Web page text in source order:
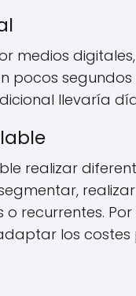
medios
pocos
llevaría
realizar
o recurrentes.
los costes